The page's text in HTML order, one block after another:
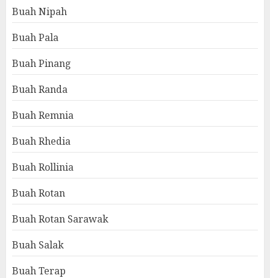
Buah Nipah
Buah Pala
Buah Pinang
Buah Randa
Buah Remnia
Buah Rhedia
Buah Rollinia
Buah Rotan
Buah Rotan Sarawak
Buah Salak
Buah Terap